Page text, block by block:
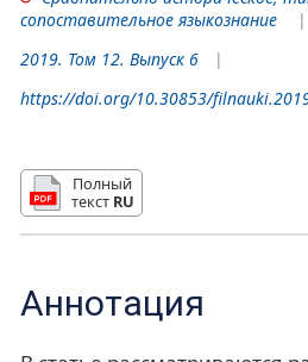
сопоставительное языкознание
2019. Том 12. Выпуск 6
https://doi.org/10.30853/
Полный
текст RU
Аннотация